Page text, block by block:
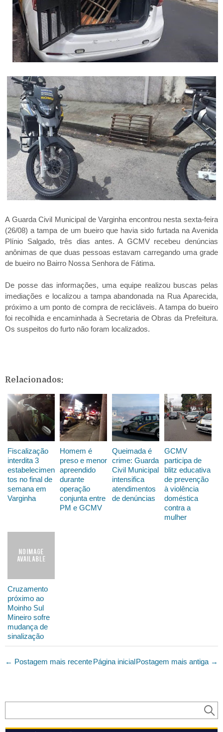
A Guarda Civil Municipal de Varginha encontrou nesta sexta-feira
(26/08) a tampa de um bueiro que havia sido furtada na Avenida
Plínio Salgado, três dias antes. A GCMV recebeu denúncias
anônimas de que duas pessoas estavam carregando uma grade
de bueiro no Bairro Nossa Senhora de Fátima.
De posse das informações, uma equipe realizou buscas pelas
imediações e localizou a tampa abandonada na Rua Aparecida,
próximo a um ponto de compra de recicláveis. A tampa do bueiro
foi recolhida e encaminhada à Secretaria de Obras da Prefeitura.
Os suspeitos do furto não foram localizados.
Relacionados:
Fiscalização
interdita 3
estabelecimen
tos no final de
semana em
Varginha
Homem é
preso e menor
apreendido
durante
operação
conjunta entre
PM e GCMV
Queimada é
crime: Guarda
Civil Municipal
intensifica
atendimentos
de denúncias
GCMV
participa de
blitz educativa
de prevenção
à violência
doméstica
contra a
mulher
Cruzamento
próximo ao
Moinho Sul
Mineiro sofre
mudança de
sinalização
← Postagem mais recente Postagem mais antiga →
Página inicial